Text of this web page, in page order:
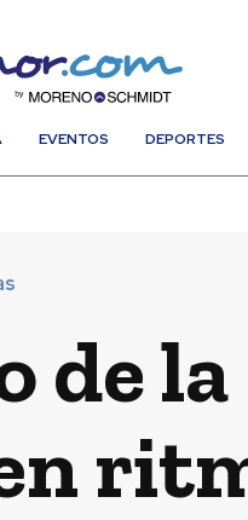
EVENTOS DEPORTES
de